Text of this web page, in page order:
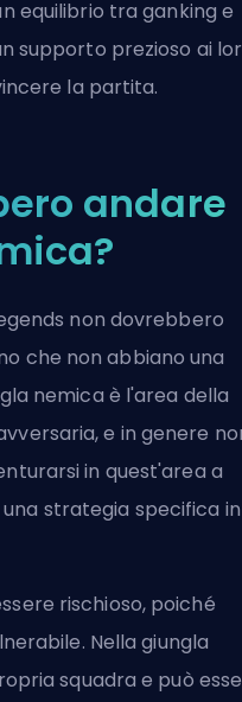
equilibrio tra ganking e
supporto prezioso ai
la partita.
andare
non dovrebbero
che non abbiano una
nemica è l'area della
e in genere
in quest'area a
strategia specifica in
rischioso, poiché
Nella giungla
squadra e può